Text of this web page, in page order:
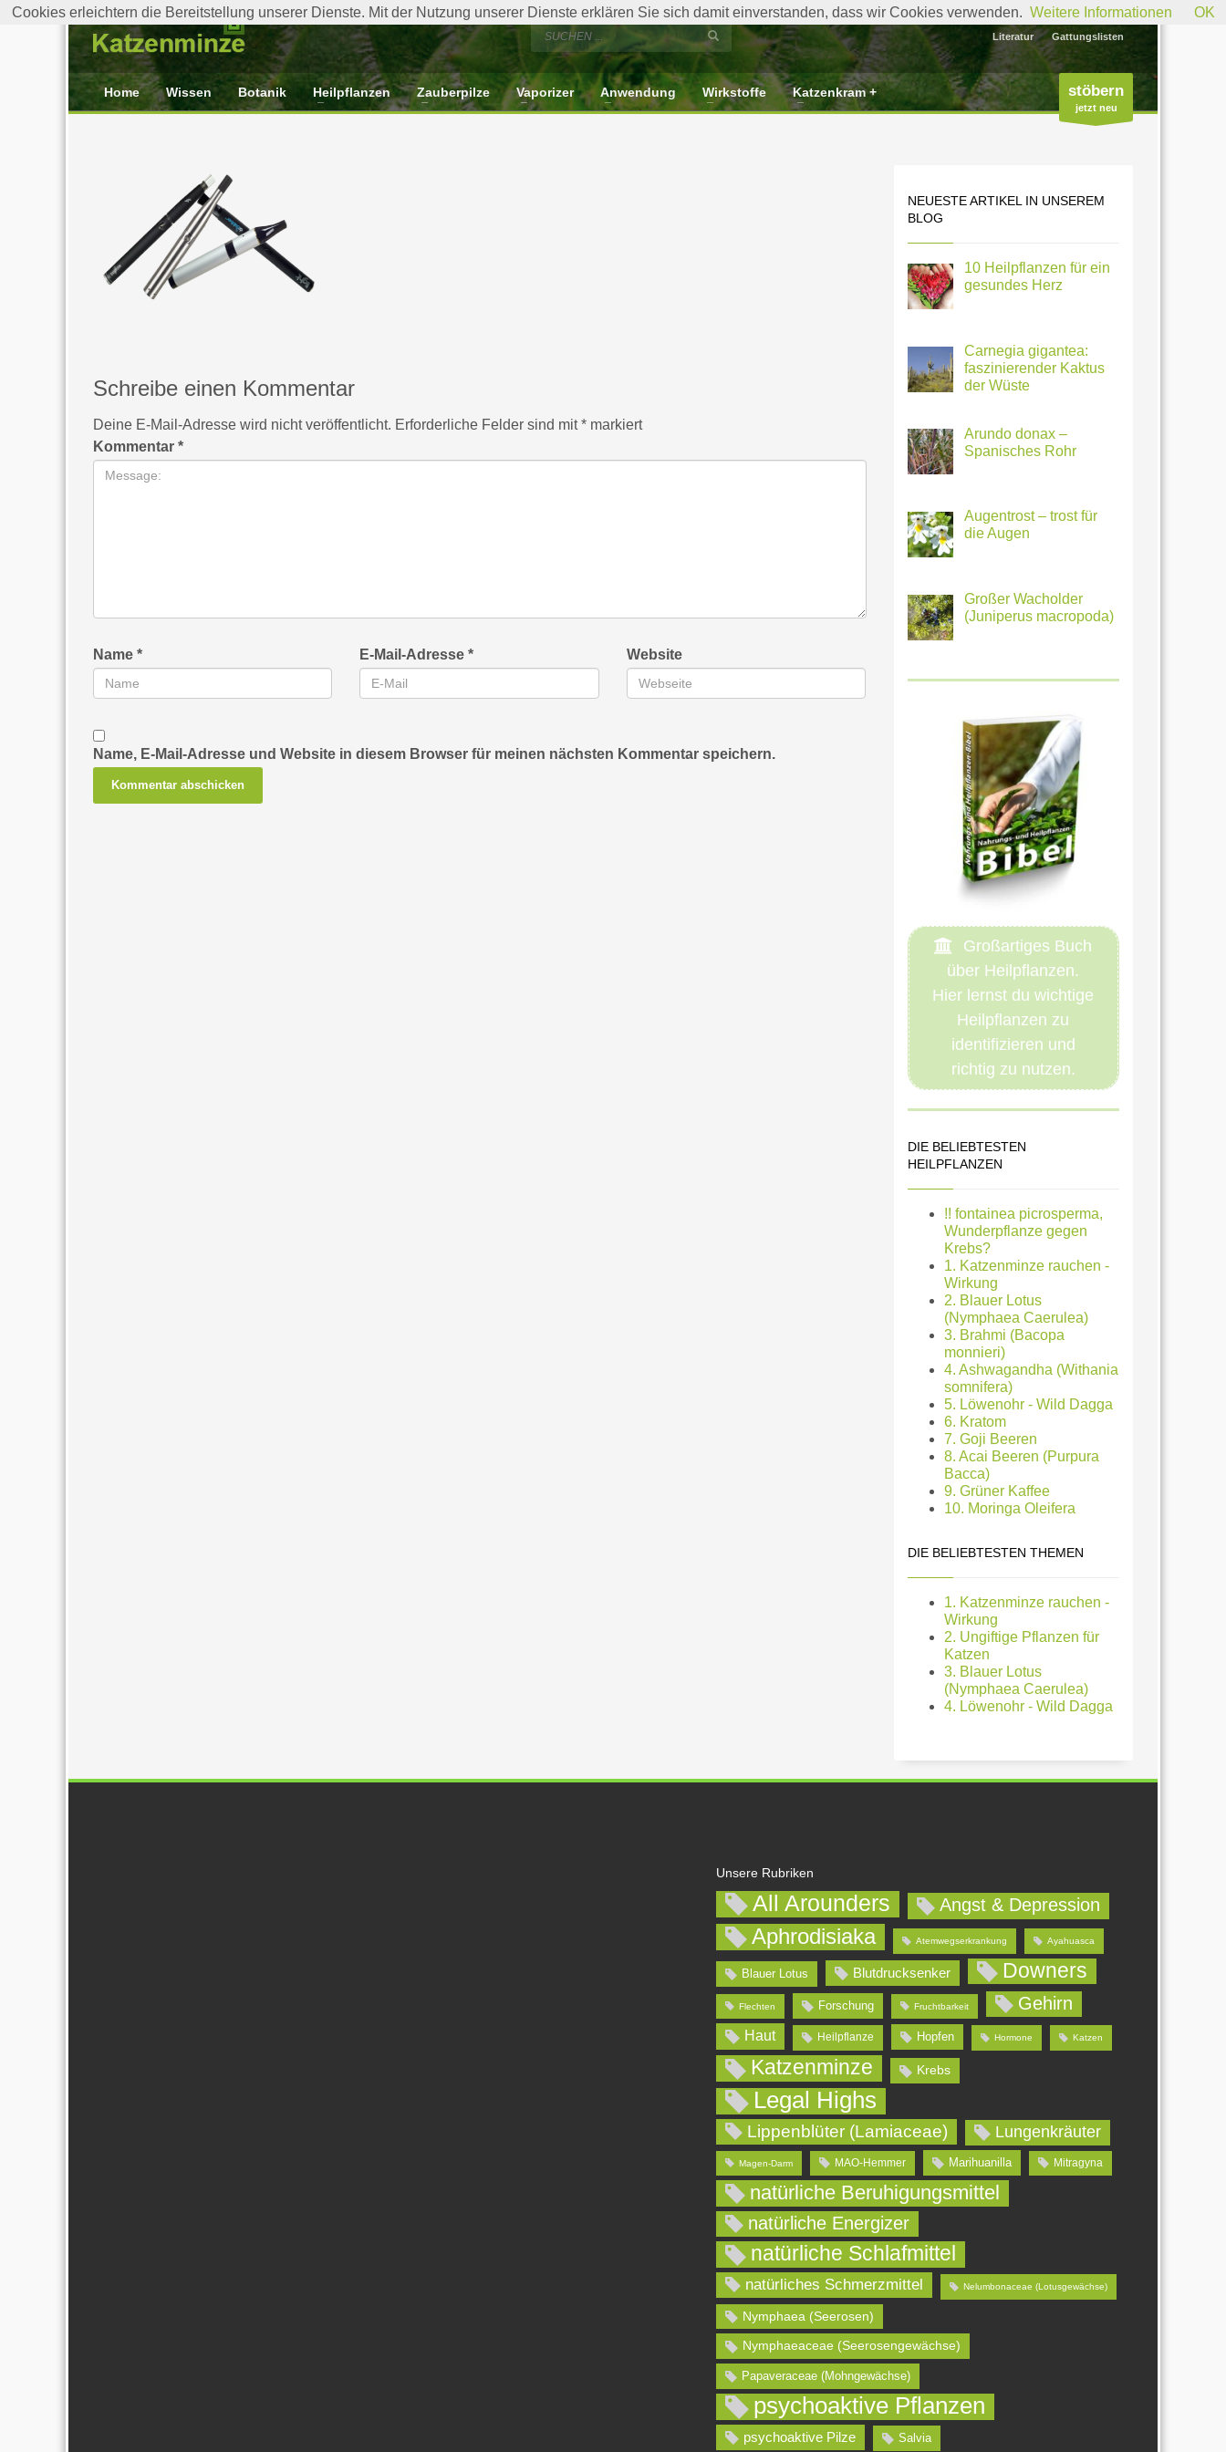
Literatur Gattungslisten
Home Wissen Botanik Heilpflanzen Zauberpilze Vaporizer Anwendung Wirkstoffe Katzenkram + stöbern
jetzt neu
Schreibe einen Kommentar
Deine E-Mail-Adresse wird nicht veröffentlicht. Erforderliche Felder sind mit* markiert
Kommentar *
Name * E-Mail-Adresse* Website
Name, E-Mail-Adresse und Website in diesem Browser für meinen nächsten Kommentar speichern.
NEUESTE ARTIKEL IN UNSEREM
BLOG
10 Heilpflanzen für ein
gesundes Herz
Carnegia gigantea:
faszinierender Kaktus
der Wüste
Arundo donax –
Spanisches Rohr
Augentrost – trost für
die Augen
Großer Wacholder
(Juniperus macropoda)
Großartiges Buch
über Heilpflanzen.
Hier lernst du wichtige
Heilpflanzen zu
identifizieren und
richtig zu nutzen.
DIE BELIEBTESTEN
HEILPFLANZEN
!! fontainea picrosperma,
Wunderpflanze gegen
Krebs?
1. Katzenminze rauchen -
Wirkung
2. Blauer Lotus
(Nymphaea Caerulea)
3. Brahmi (Bacopa
monnieri)
4. Ashwagandha (Withania
somnifera)
5. Löwenohr - Wild Dagga
6. Kratom
7. Goji Beeren
8. Acai Beeren (Purpura
Bacca)
9. Grüner Kaffee
10. Moringa Oleifera
DIE BELIEBTESTEN THEMEN
1. Katzenminze rauchen -
Wirkung
2. Ungiftige Pflanzen für
Katzen
3. Blauer Lotus
(Nymphaea Caerulea)
4. Löwenohr - Wild Dagga
Unsere Rubriken
All Arounders Angst & Depression
Aphrodisiaka Atemwegserkrankung Ayahuasca
Blauer Lotus Blutdrucksenker Downers
Flechten Forschung Fruchtbarkeit Gehirn
Haut Heilpflanze Hopfen Hormone Katzen
Katzenminze Krebs
Legal Highs
Lippenblüter (Lamiaceae) Lungenkräuter
Magen-Darm MAO-Hemmer Marihuanilla Mitragyna
natürliche Beruhigungsmittel
natürliche Energizer
natürliche Schlafmittel
natürliches Schmerzmittel Nelumbonaceae (Lotusgewächse)
Nymphaea (Seerosen)
Nymphaeaceae (Seerosengewächse)
Papaveraceae (Mohngewächse)
psychoaktive Pflanzen
psychoaktive Pilze Salvia
Cookies erleichtern die Bereitstellung unserer Dienste. Mit der Nutzung unserer Dienste erklären Sie sich damit einverstanden, dass wir Cookies verwenden. Weitere Informationen OK